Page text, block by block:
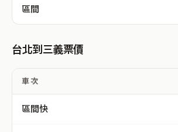
區間
台北到三義票價
車次
區間快